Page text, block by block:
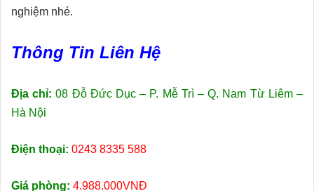
nghiệm nhé.
Thông Tin Liên Hệ
Địa chỉ: 08 Đỗ Đức Dục – P. Mễ Trì – Q. Nam Từ Liêm –
Hà Nội
Điện thoại: 0243 8335 588
Giá phòng: 4.988.000VNĐ